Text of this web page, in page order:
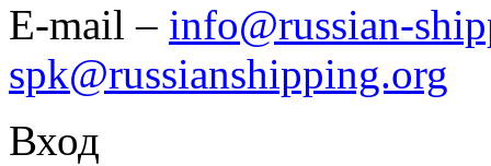
E-mail – info@russian-
spk@russianshipping.org
Вход